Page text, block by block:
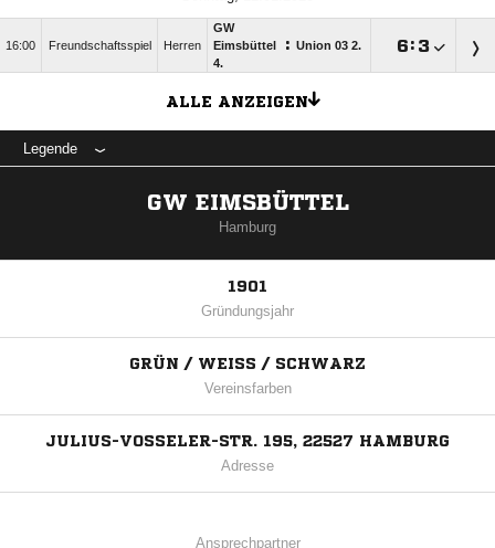
16:00 Freundschaftsspiel Herren
GW
Eimsbüttel
4.
: Union 03 2. : 
ALLE ANZEIGEN
Legende
GW EIMSBÜTTEL
Hamburg
1901
Gründungsjahr
GRÜN / WEISS / SCHWARZ
Vereinsfarben
JULIUS-VOSSELER-STR. 195, 22527 HAMBURG
Adresse
Ansprechpartner